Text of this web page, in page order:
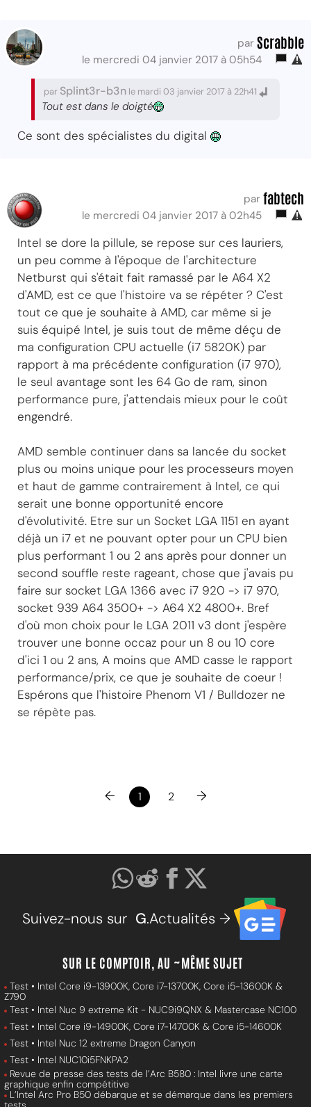
par Scrabble
le mercredi 04 janvier 2017 à 05h54
par Splint3r-b3n le mardi 03 janvier 2017 à 22h41
Tout est dans le doigté
Ce sont des spécialistes du digital
par fabtech
le mercredi 04 janvier 2017 à 02h45
Intel se dore la pillule, se repose sur ces lauriers,
un peu comme à l'époque de l'architecture
Netburst qui s'était fait ramassé par le A64 X2
d'AMD, est ce que l'histoire va se répéter ? C'est
tout ce que je souhaite à AMD, car même si je
suis équipé Intel, je suis tout de même déçu de
ma configuration CPU actuelle (i7 5820K) par
rapport à ma précédente configuration (i7 970),
le seul avantage sont les 64 Go de ram, sinon
performance pure, j'attendais mieux pour le coût
engendré.
AMD semble continuer dans sa lancée du socket
plus ou moins unique pour les processeurs moyen
et haut de gamme contrairement à Intel, ce qui
serait une bonne opportunité encore
d'évolutivité. Etre sur un Socket LGA 1151 en ayant
déjà un i7 et ne pouvant opter pour un CPU bien
plus performant 1 ou 2 ans après pour donner un
second souffle reste rageant, chose que j'avais pu
faire sur socket LGA 1366 avec i7 920 -> i7 970,
socket 939 A64 3500+ -> A64 X2 4800+. Bref
d'où mon choix pour le LGA 2011 v3 dont j'espère
trouver une bonne occaz pour un 8 ou 10 core
d'ici 1 ou 2 ans, A moins que AMD casse le rapport
performance/prix, ce que je souhaite de coeur !
Espérons que l'histoire Phenom V1 / Bulldozer ne
se répète pas.
← 1 2 →
Suivez-nous sur G.Actualités →
SUR LE COMPTOIR, AU ~MÊME SUJET
Test • Intel Core i9-13900K, Core i7-13700K, Core i5-13600K &
Z790
Test • Intel Nuc 9 extreme Kit - NUC9i9QNX & Mastercase NC100
Test • Intel Core i9-14900K, Core i7-14700K & Core i5-14600K
Test • Intel Nuc 12 extreme Dragon Canyon
Test • Intel NUC10i5FNKPA2
Revue de presse des tests de l’Arc B580 : Intel livre une carte
graphique enfin compétitive
L’Intel Arc Pro B50 débarque et se démarque dans les premiers